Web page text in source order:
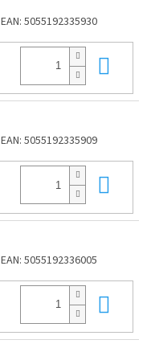
EAN: 5055192335930
EAN: 5055192335909
EAN: 5055192336005